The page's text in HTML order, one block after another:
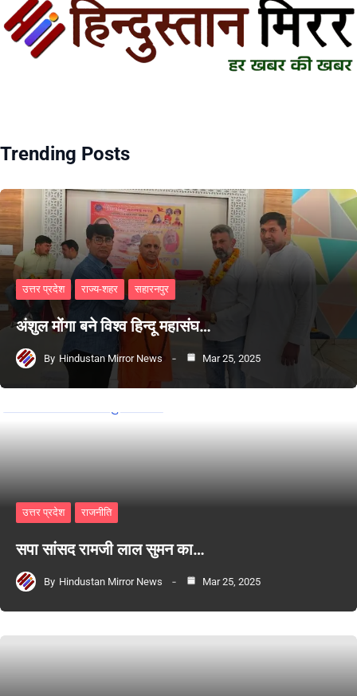
Trending Posts
उत्तर प्रदेश राज्य-शहर सहारनपुर
अंशुल मोंगा बने विश्व हिन्दू महासंघ…
By Hindustan Mirror News Mar 25, 2025
उत्तर प्रदेश राजनीति
सपा सांसद रामजी लाल सुमन का…
By Hindustan Mirror News Mar 25, 2025